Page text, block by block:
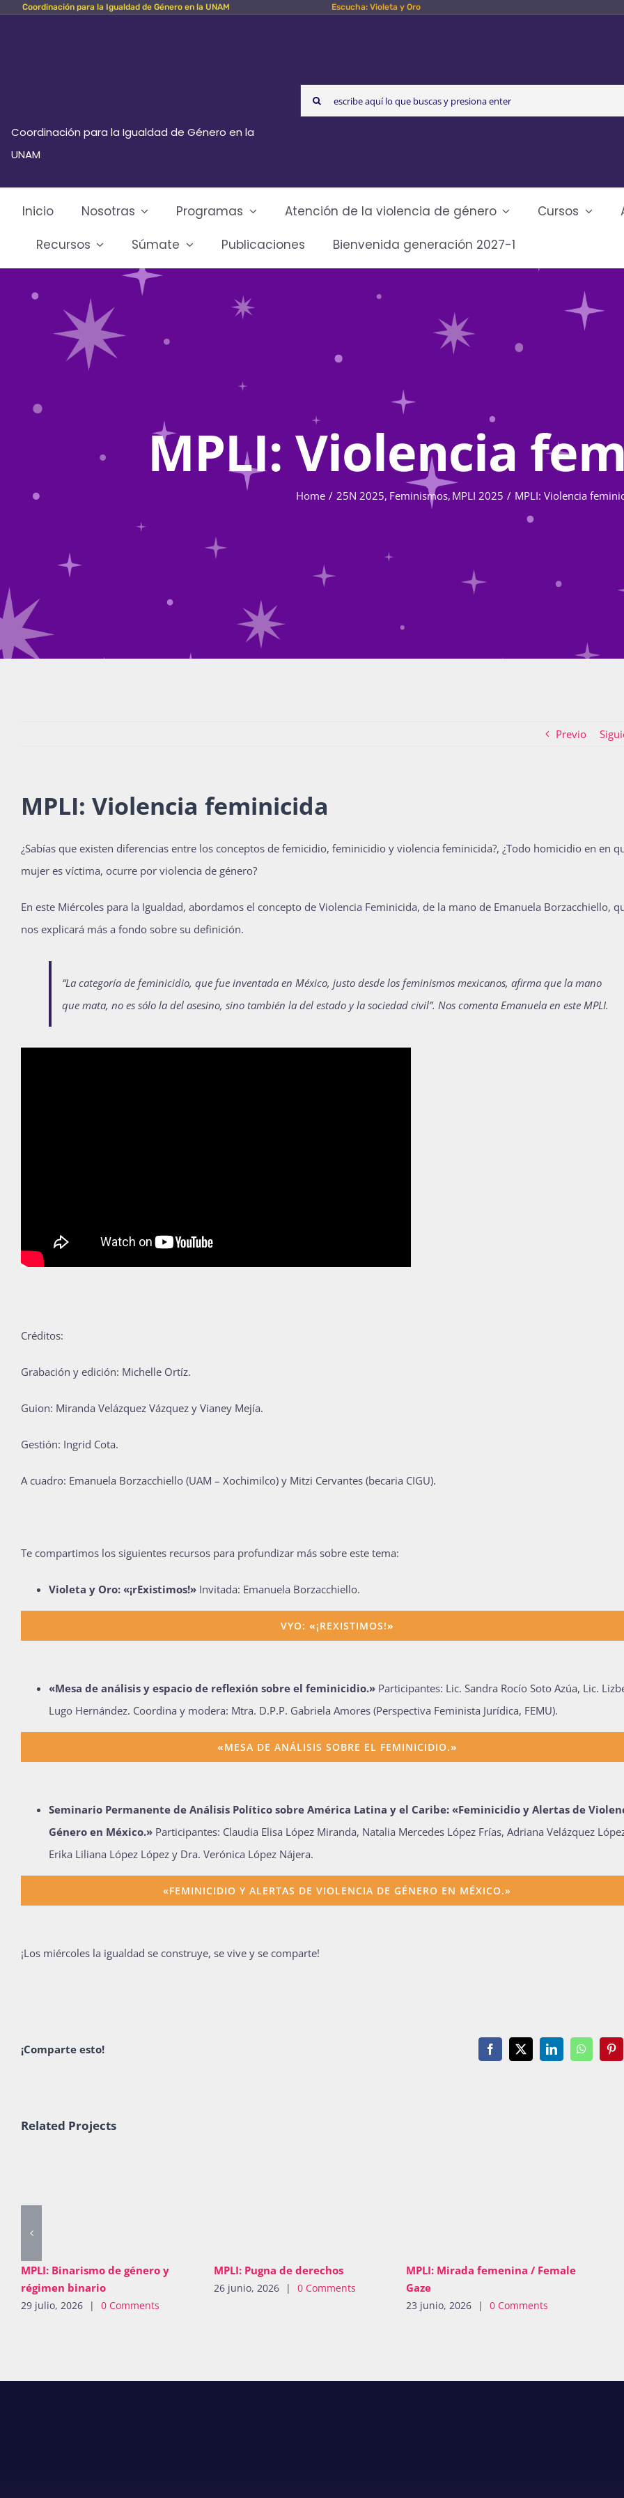
Skip Coordinación para la Igualdad de Género en la UNAM Escucha: Violeta y Oro
Coordinación para la Igualdad de Género en la
UNAM
Search
for:
Inicio Nosotras Programas Atención de la violencia de género Cursos
Recursos
Súmate Publicaciones Bienvenida generación 2027-1
MPLI: Violencia
Home 25N 2025 Feminismos MPLI 2025 MPLI: Violencia
Previo
MPLI: Violencia feminicida
¿Sabías que existen diferencias entre los conceptos de femicidio, feminicidio y violencia feminicida?, ¿Todo homicidio en en
mujer es víctima, ocurre por violencia de género?
En este Miércoles para la Igualdad, abordamos el concepto de Violencia Feminicida, de la mano de Emanuela Borzacchiello,
nos explicará más a fondo sobre su definición.
“La categoría de feminicidio, que fue inventada en México, justo desde los feminismos mexicanos, afirma que la mano
que mata, no es sólo la del asesino, sino también la del estado y la sociedad civil”. Nos comenta Emanuela en este MPLI.
Créditos:
Grabación y edición: Michelle Ortíz.
Guion: Miranda Velázquez Vázquez y Vianey Mejía.
Gestión: Ingrid Cota.
A cuadro: Emanuela Borzacchiello (UAM – Xochimilco) y Mitzi Cervantes (becaria CIGU).
Te compartimos los siguientes recursos para profundizar más sobre este tema:
Violeta y Oro: «¡rExistimos!» Invitada: Emanuela Borzacchiello.
VYO: «¡REXISTIMOS!»
«Mesa de análisis y espacio de reflexión sobre el feminicidio.» Participantes: Lic. Sandra Rocío Soto Azúa, Lic.
Lugo Hernández. Coordina y modera: Mtra. D.P.P. Gabriela Amores (Perspectiva Feminista Jurídica, FEMU).
«MESA DE ANÁLISIS SOBRE EL FEMINICIDIO.»
Seminario Permanente de Análisis Político sobre América Latina y el Caribe: «Feminicidio y Alertas de
Género en México.» Participantes: Claudia Elisa López Miranda, Natalia Mercedes López Frías, Adriana Velázquez
Erika Liliana López López y Dra. Verónica López Nájera.
«FEMINICIDIO Y ALERTAS DE VIOLENCIA DE GÉNERO EN MÉXICO.»
¡Los miércoles la igualdad se construye, se vive y se comparte!
¡Comparte esto! Facebook
X LinkedInWhatsApp
Related Projects
MPLI: Binarismo de género y
régimen binario
29 julio, 2026 | 0 Comments
MPLI: Pugna de derechos
26 junio, 2026 | 0 Comments
MPLI: Mirada femenina / Female
Gaze
23 junio, 2026 | 0 Comments